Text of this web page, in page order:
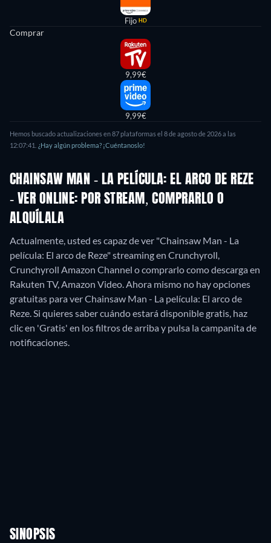
Fijo HD
Comprar
9,99€
9,99€
Hemos buscado actualizaciones en87plataformas el 8 de agosto de 2026a las
12:07:41 ¿Hay algún problema? ¡Cuéntanoslo!
CHAINSAW MAN - LA PELÍCULA: EL ARCO DE REZE
- VER ONLINE: POR STREAM, COMPRARLO O
ALQUÍLALA
Actualmente, usted es capaz de ver "Chainsaw Man - La
película: El arco de Reze" streaming en Crunchyroll,
Crunchyroll Amazon Channel o comprarlo como descarga en
Rakuten TV, Amazon Video.Ahora mismo no hay opciones
gratuitas para ver Chainsaw Man - La película: El arco de
Reze. Si quieres saber cuándo estará disponible gratis, haz
clic en 'Gratis' en los filtros de arriba y pulsa la campanita de
notificaciones.
SINOPSIS